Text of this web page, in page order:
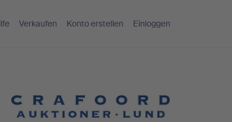
Verkaufen Konto erstellen Einloggen